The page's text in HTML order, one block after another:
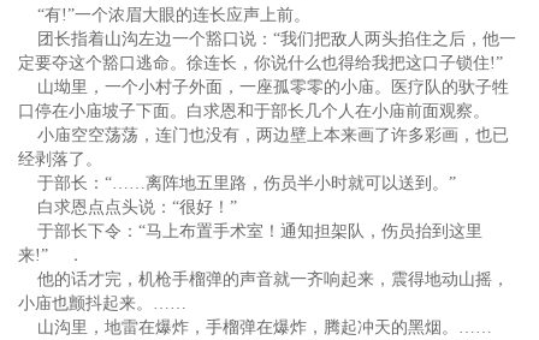
“有!”一个浓眉大眼的连长应声上前。
团长指着山沟左边一个豁口说：“我们把敌人两头掐住之后，他一
定要夺这个豁口逃命。徐连长，你说什么也得给我把这口子锁住!”
山坳里，一个小村子外面，一座孤零零的小庙。医疗队的驮子牲
口停在小庙坡子下面。白求恩和于部长几个人在小庙前面观察。
小庙空空荡荡，连门也没有，两边壁上本来画了许多彩画，也已
经剥落了。
于部长：“……离阵地五里路，伤员半小时就可以送到。”
白求恩点点头说：“很好！”
于部长下令：“马上布置手术室！通知担架队，伤员抬到这里
来!” ．
他的话才完，机枪手榴弹的声音就一齐响起来，震得地动山摇，
小庙也颤抖起来。……
山沟里，地雷在爆炸，手榴弹在爆炸，腾起冲天的黑烟。……